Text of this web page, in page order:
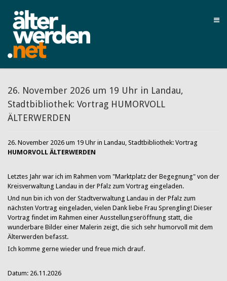
26. November 2026 um 19 Uhr in Landau,
Stadtbibliothek: Vortrag HUMORVOLL
ÄLTERWERDEN
26. November 2026 um 19 Uhr in Landau, Stadtbibliothek: Vortrag
HUMORVOLL ÄLTERWERDEN
Letztes Jahr war ich im Rahmen vom "Marktplatz der Begegnung" von der
Kreisverwaltung Landau in der Pfalz zum Vortrag eingeladen.
Und nun bin ich von der Stadtverwaltung Landau in der Pfalz zum
nächsten Vortrag eingeladen, vielen Dank liebe Frau Sprengling! Dieser
Vortrag findet im Rahmen einer Ausstellungseröffnung statt, die
wunderbare Bilder einer Malerin zeigt, die sich sehr humorvoll mit dem
Älterwerden befasst.
Ich komme gerne wieder und freue mich drauf.
Datum: 26.11.2026